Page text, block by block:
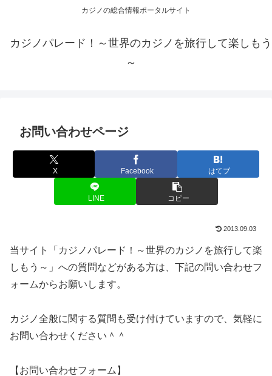
カジノの総合情報ポータルサイト
カジノパレード！～世界のカジノを旅行して楽しもう
～
お問い合わせページ
X Facebook はてブ
LINE コピー
2013.09.03
当サイト「カジノパレード！～世界のカジノを旅行して楽
しもう～」への質問などがある方は、下記の問い合わせフ
ォームからお願いします。
カジノ全般に関する質問も受け付けていますので、気軽に
お問い合わせください＾＾
【お問い合わせフォーム】